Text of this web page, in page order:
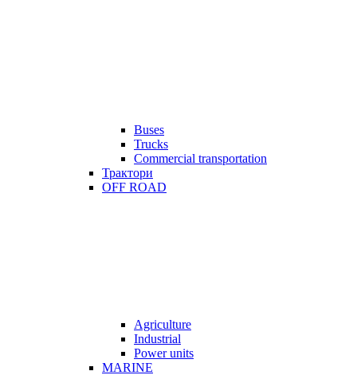
Buses
Trucks
Commercial transportation
Трактори
OFF ROAD
Agriculture
Industrial
Power units
MARINE